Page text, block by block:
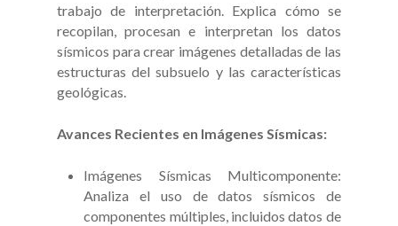
trabajo de interpretación. Explica cómo se
recopilan, procesan e interpretan los datos
sísmicos para crear imágenes detalladas de las
estructuras del subsuelo y las características
geológicas.
Avances Recientes en Imágenes Sísmicas:
Imágenes Sísmicas Multicomponente:
Analiza el uso de datos sísmicos de
componentes múltiples, incluidos datos de